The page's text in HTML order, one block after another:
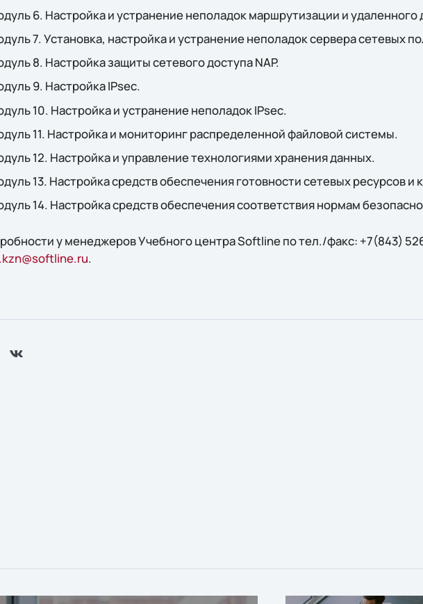
6. Настройка и устранение неполадок маршрутизации и удаленного
7. Установка, настройка и устранение неполадок сервера сетевых
8. Настройка защиты сетевого доступа NAP.
9. Настройка IPsec.
10. Настройка и устранение неполадок IPsec.
11. Настройка и мониторинг распределенной файловой системы.
12. Настройка и управление технологиями хранения данных.
13. Настройка средств обеспечения готовности сетевых ресурсов и
14. Настройка средств обеспечения соответствия нормам
у менеджеров Учебного центра Softline по тел./факс: +7(843)
.